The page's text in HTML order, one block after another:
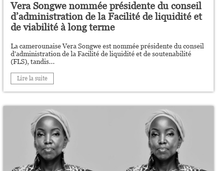
Vera Songwe nommée présidente du conseil
d’administration de la Facilité de liquidité et
de viabilité à long terme
La camerounaise Vera Songwe est nommée présidente du conseil
d'administration de la Facilité de liquidité et de soutenabilité
(FLS), tandis...
Lire la suite